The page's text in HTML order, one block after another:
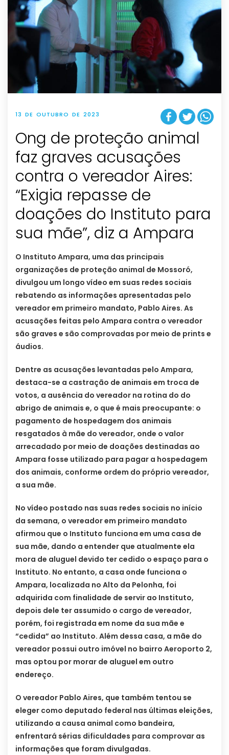
13 DE OUTUBRO DE 2023
Ong de proteção animal
faz graves acusações
contra o vereador Aires:
“Exigia repasse de
doações do Instituto para
sua mãe”, diz a Ampara
O Instituto Ampara, uma das principais
organizações de proteção animal de Mossoró,
divulgou um longo vídeo em suas redes sociais
rebatendo as informações apresentadas pelo
vereador em primeiro mandato, Pablo Aires. As
acusações feitas pelo Ampara contra o vereador
são graves e são comprovadas por meio de prints e
áudios.
Dentre as acusações levantadas pelo Ampara,
destaca-se a castração de animais em troca de
votos, a ausência do vereador na rotina do do
abrigo de animais e, o que é mais preocupante: o
pagamento de hospedagem dos animais
resgatados à mãe do vereador, onde o valor
arrecadado por meio de doações destinadas ao
Ampara fosse utilizado para pagar a hospedagem
dos animais, conforme ordem do próprio vereador,
a sua mãe.
No vídeo postado nas suas redes sociais no início
da semana, o vereador em primeiro mandato
afirmou que o Instituto funciona em uma casa de
sua mãe, dando a entender que atualmente ela
mora de aluguel devido ter cedido o espaço para o
Instituto. No entanto, a casa onde funciona o
Ampara, localizada no Alto da Pelonha, foi
adquirida com finalidade de servir ao Instituto,
depois dele ter assumido o cargo de vereador,
porém, foi registrada em nome da sua mãe e
“cedida” ao Instituto. Além dessa casa, a mãe do
vereador possui outro imóvel no bairro Aeroporto 2,
mas optou por morar de aluguel em outro
endereço.
O vereador Pablo Aires, que também tentou se
eleger como deputado federal nas últimas eleições,
utilizando a causa animal como bandeira,
enfrentará sérias dificuldades para comprovar as
informações que foram divulgadas.